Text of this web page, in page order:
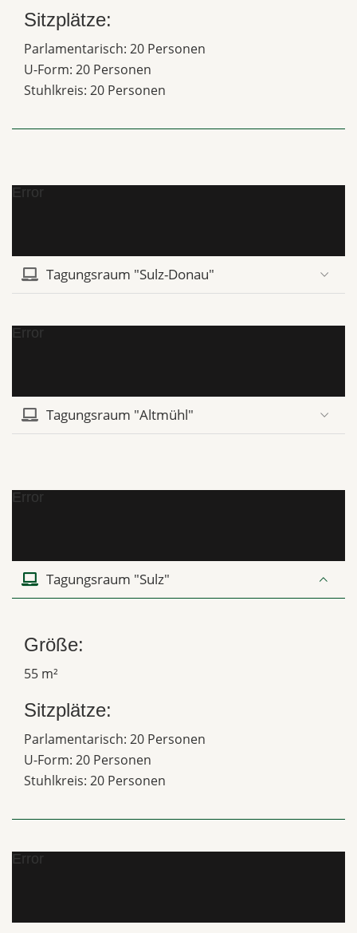
Sitzplätze:
Parlamentarisch: 20 Personen
U-Form: 20 Personen
Stuhlkreis: 20 Personen
Error
Tagungsraum "Sulz-Donau"
Error
Tagungsraum "Altmühl"
Error
Tagungsraum "Sulz"
Größe:
55 m²
Sitzplätze:
Parlamentarisch: 20 Personen
U-Form: 20 Personen
Stuhlkreis: 20 Personen
Error